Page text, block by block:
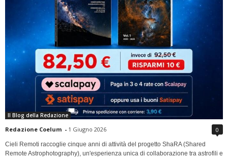
Il Blog della Redazione
Redazione Coelum - 1 Giugno 2026 0
Cieli Remoti raccoglie cinque anni di attività del progetto ShaRA (Shared
Remote Astrophotography), un'esperienza unica di collaborazione tra astrofili e